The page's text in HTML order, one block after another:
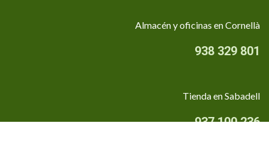
Almacén y oficinas en Cornellà
938 329 801
Tienda en Sabadell
937 100 236